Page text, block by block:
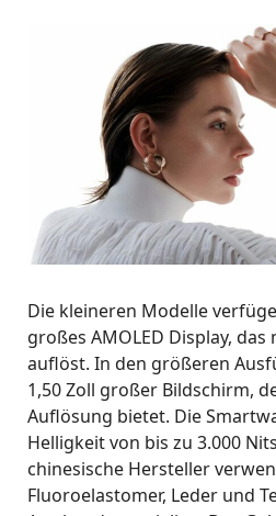
Die kleineren Modelle
großes AMOLED Display, das
auflöst. In den größeren
1,50 Zoll großer Bildschirm,
Auflösung bietet. Die
Helligkeit von bis zu 3.000
chinesische Hersteller
Fluoroelastomer, Leder und